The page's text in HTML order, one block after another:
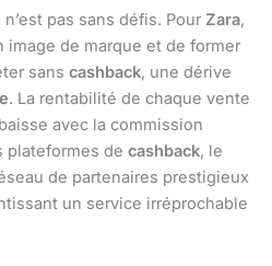
pas sans défis. Pour Zara,
de marque et de former
sans cashback, une dérive
. La rentabilité de chaque vente
avec la commission
plateformes de cashback, le
de partenaires prestigieux
un service irréprochable